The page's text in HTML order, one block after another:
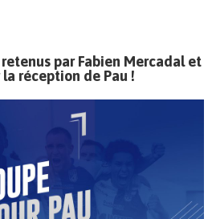
par Fabien Mercadal et
réception de Pau !